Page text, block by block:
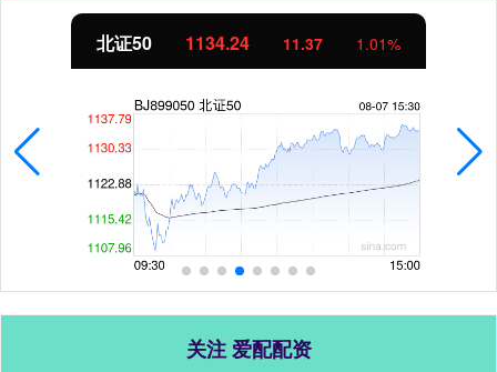
北证50 1134.24 11.37 1.01%
关注 爱配配资